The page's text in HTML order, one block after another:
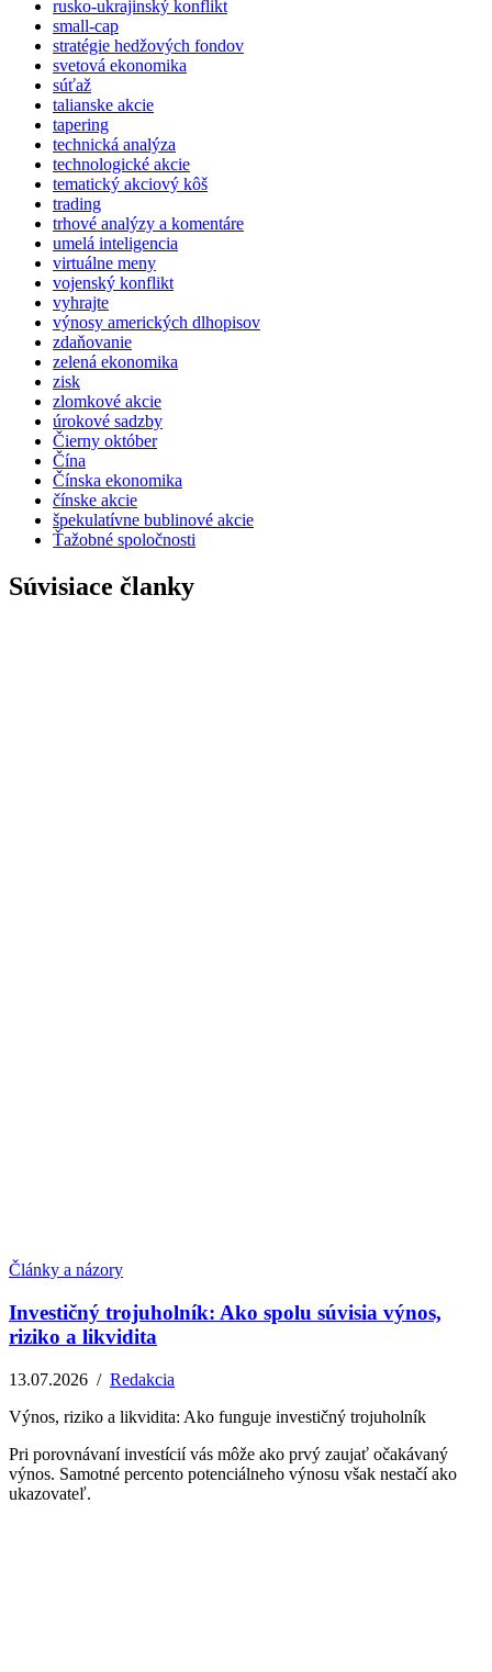
rusko-ukrajinský konflikt
small-cap
stratégie hedžových fondov
svetová ekonomika
súťaž
talianske akcie
tapering
technická analýza
technologické akcie
tematický akciový kôš
trading
trhové analýzy a komentáre
umelá inteligencia
virtuálne meny
vojenský konflikt
vyhrajte
výnosy amerických dlhopisov
zdaňovanie
zelená ekonomika
zisk
zlomkové akcie
úrokové sadzby
Čierny október
Čína
Čínska ekonomika
čínske akcie
špekulatívne bublinové akcie
Ťažobné spoločnosti
Súvisiace članky
Články a názory
Investičný trojuholník: Ako spolu súvisia výnos,
riziko a likvidita
13.07.2026 / Redakcia
Výnos, riziko a likvidita: Ako funguje investičný trojuholník
Pri porovnávaní investícií vás môže ako prvý zaujať očakávaný
výnos. Samotné percento potenciálneho výnosu však nestačí ako
ukazovateľ.